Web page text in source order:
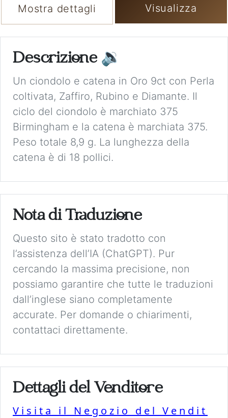
Mostra dettagli Visualizza
Descrizione 🔉
Un ciondolo e catena in Oro 9ct con Perla
coltivata, Zaffiro, Rubino e Diamante. Il
ciclo del ciondolo è marchiato 375
Birmingham e la catena è marchiata 375.
Peso totale 8,9 g. La lunghezza della
catena è di 18 pollici.
Nota di Traduzione
Questo sito è stato tradotto con
l’assistenza dell’IA (ChatGPT). Pur
cercando la massima precisione, non
possiamo garantire che tutte le traduzioni
dall’inglese siano completamente
accurate. Per domande o chiarimenti,
contattaci direttamente.
Dettagli del Venditore
Visita il Negozio del Vendit